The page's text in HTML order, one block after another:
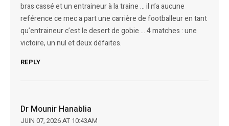
bras cassé et un entraineur à la traine … il n’a aucune
reférence ce mec a part une carrière de footballeur en tant
qu’entraineur c’est le desert de gobie … 4 matches : une
victoire, un nul et deux défaites.
REPLY
Dr Mounir Hanablia
JUIN 07, 2026 AT 10:43AM